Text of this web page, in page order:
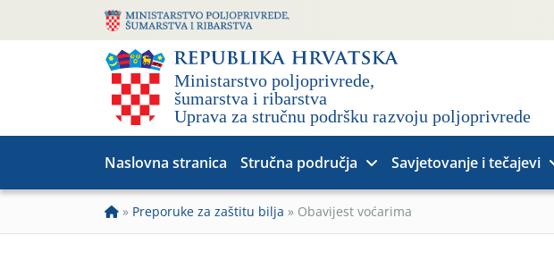
Naslovna stranica Stručna područja Savjetovanje i tečajevi
» Preporuke za zaštitu bilja » Obavijest voćarima